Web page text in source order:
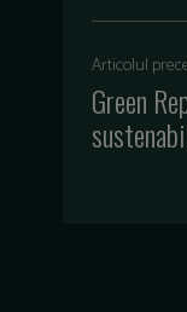
Articolul
Green